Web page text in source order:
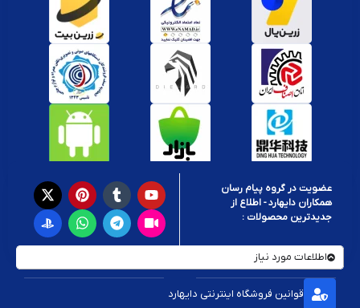
عضویت در گروه پیام رسان
همکاران دایهارد - اطلاع از
جدیدترین محصولات :
اطلاعات مورد نیاز
قوانین فروشگاه اینترنتی دایهارد